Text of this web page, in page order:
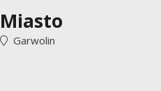
Miasto
Garwolin